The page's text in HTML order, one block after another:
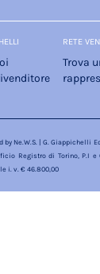
RETE
Trova
by Ne.W.S. | G. Giappichelli
Registro di Torino, P.I e
i. v. € 46.800,00